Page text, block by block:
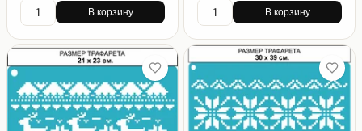
В корзину В корзину